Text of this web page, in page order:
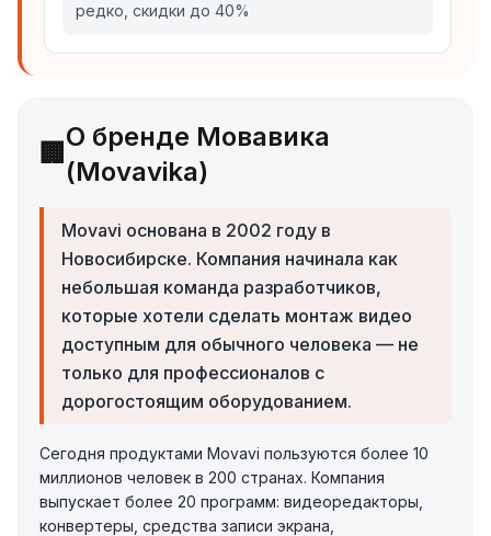
редко, скидки до 40%
🏢
О бренде Мовавика
(Movavika)
Movavi основана в 2002 году в
Новосибирске. Компания начинала как
небольшая команда разработчиков,
которые хотели сделать монтаж видео
доступным для обычного человека — не
только для профессионалов с
дорогостоящим оборудованием.
Сегодня продуктами Movavi пользуются более 10
миллионов человек в 200 странах. Компания
выпускает более 20 программ: видеоредакторы,
конвертеры, средства записи экрана,